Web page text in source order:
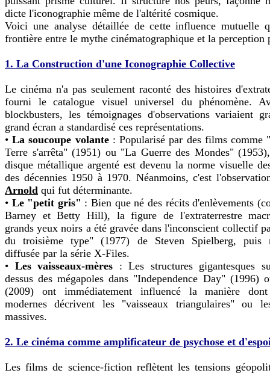
dicte l'iconographie même de l'altérité cosmique.
Voici une analyse détaillée de cette influence mutuelle
frontière entre le mythe cinématographique et la perception
1. La Construction d'une Iconographie Collective
Le cinéma n'a pas seulement raconté des histoires
fourni le catalogue visuel universel du phénomène.
blockbusters, les témoignages d'observations variaient
grand écran a standardisé ces représentations.
•La soucoupe volante: Popularisé par des films comme
Terre s'arrêta" (1951) ou "La Guerre des Mondes"
disque métallique argenté est devenu la norme visuelle
des décennies 1950 à 1970. Néanmoins, c'est
Arnold qui fut déterminante.
• Le "petit gris" : Bien que né des récits d'enlèvements
Barney et Betty Hill), la figure de l'extraterrestre
grands yeux noirs a été gravée dans l'inconscient collectif
du troisième type" (1977) de Steven Spielberg, puis
diffusée par la série X-Files.
• Les vaisseaux-mères : Les structures gigantesques
dessus des mégapoles dans "Independence Day" (1996)
(2009) ont immédiatement influencé la manière
modernes décrivent les "vaisseaux triangulaires" ou
massives.
2. Le cinéma comme amplificateur de psychose et
Les films de science-fiction reflètent les tensions